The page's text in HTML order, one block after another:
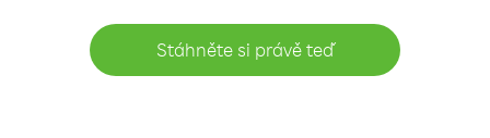
Stáhněte si právě teď